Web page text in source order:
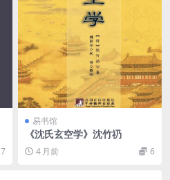
7
易书馆
《沈氏玄空学》沈竹礽
4 月前 6